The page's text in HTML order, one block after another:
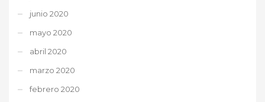
junio 2020
mayo 2020
abril 2020
marzo 2020
febrero 2020